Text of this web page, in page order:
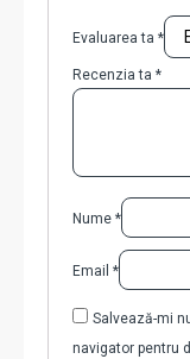
Evaluarea ta *
Recenzia ta *
Nume *
Email *
Salvează-mi
navigator pentru